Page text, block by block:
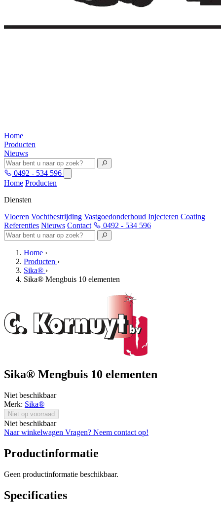
Home
Producten
Nieuws
0492 - 534 596
Home Producten
Diensten
Vloeren Vochtbestrijding Vastgoedonderhoud Injecteren Coating
Referenties Nieuws Contact 0492 - 534 596
Home ›
Producten ›
Sika® ›
Sika® Mengbuis 10 elementen
Sika® Mengbuis 10 elementen
Niet beschikbaar
Merk: Sika®
Niet op voorraad
Niet beschikbaar
Naar winkelwagen Vragen? Neem contact op!
Productinformatie
Geen productinformatie beschikbaar.
Specificaties